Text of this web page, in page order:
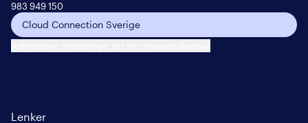
983 949 150
Cloud Connection Sverige
Lenker